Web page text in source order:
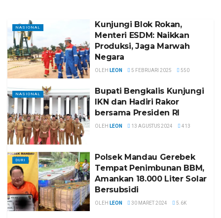
NASIONAL
Kunjungi Blok Rokan,
Menteri ESDM: Naikkan
Produksi, Jaga Marwah
Negara
OLEH LEON 5 FEBRUARI 2025 550
NASIONAL
Bupati Bengkalis Kunjungi
IKN dan Hadiri Rakor
bersama Presiden RI
OLEH LEON 13 AGUSTUS 2024 413
DURI
Polsek Mandau Gerebek
Tempat Penimbunan BBM,
Amankan 18.000 Liter Solar
Bersubsidi
OLEH LEON 30 MARET 2024 5.6K